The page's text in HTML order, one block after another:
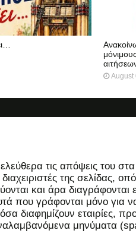
August
τις απόψεις του στα
της σελίδας,
και άρα διαγράφονται
που γράφονται μόνο
εταιρίες,
μηνύματα